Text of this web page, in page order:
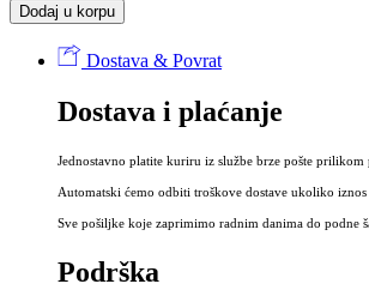
cvijet
količina
Dodaj u korpu
Dostava & Povrat
Dostava i plaćanje
Jednostavno platite kuriru iz službe brze pošte prilikom
Automatski ćemo odbiti troškove dostave ukoliko
Sve pošiljke koje zaprimimo radnim danima do podne
Podrška